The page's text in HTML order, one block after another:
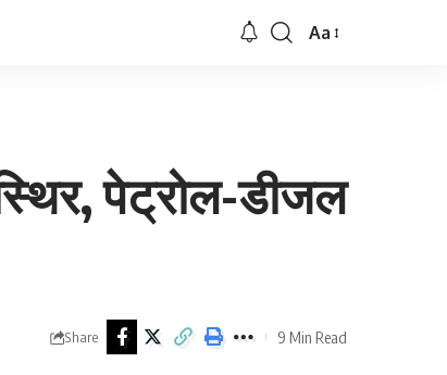
Font
Aa
पेट्रोल-डीजल
Share 9 Min Read